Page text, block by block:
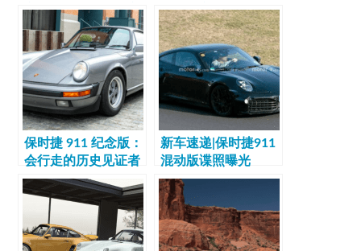
车，三款纯电概念车
全球首发
豪华跑车的首选？
保时捷 911 纪念版：
会行走的历史见证者
新车速递|保时捷911
混动版谍照曝光